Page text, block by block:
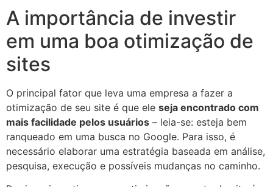
A importância de investir
em uma boa otimização de
sites
O principal fator que leva uma empresa a fazer a
otimização de seu site é que ele seja encontrado com
mais facilidade pelos usuários – leia-se: esteja bem
ranqueado em uma busca no Google. Para isso, é
necessário elaborar uma estratégia baseada em análise,
pesquisa, execução e possíveis mudanças no caminho.